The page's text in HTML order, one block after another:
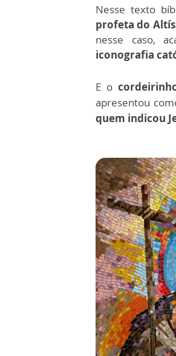
Nesse texto
profeta do
nesse caso,
iconografia
E o
apresentou
quem indicou